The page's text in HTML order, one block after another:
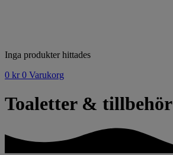
Inga produkter hittades
0 kr 0 Varukorg
Toaletter & tillbehör